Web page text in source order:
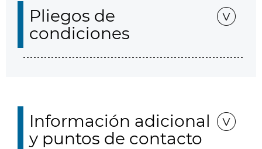
Pliegos de
condiciones
Información adicional
y puntos de contacto